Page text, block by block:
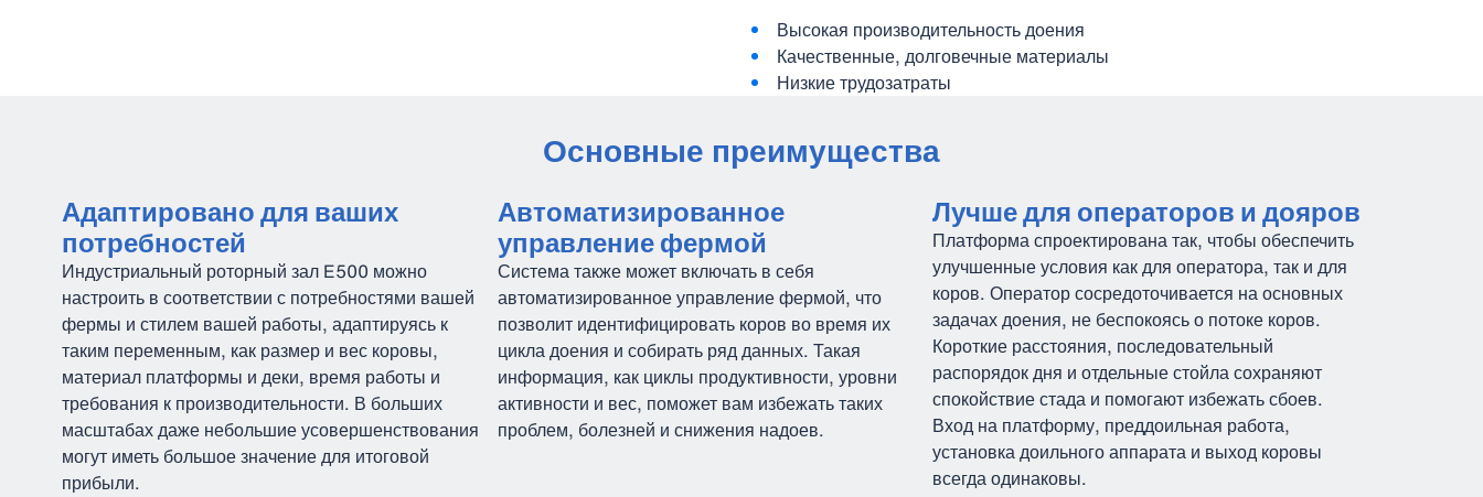
Высокая производительность доения
Качественные, долговечные материалы
Низкие трудозатраты
Основные преимущества
Адаптировано для ваших
потребностей
Индустриальный роторный зал E500 можно
настроить в соответствии с потребностями вашей
фермы и стилем вашей работы, адаптируясь к
таким переменным, как размер и вес коровы,
материал платформы и деки, время работы и
требования к производительности. В больших
масштабах даже небольшие усовершенствования
могут иметь большое значение для итоговой
прибыли.
Автоматизированное
управление фермой
Система также может включать в себя
автоматизированное управление фермой, что
позволит идентифицировать коров во время их
цикла доения и собирать ряд данных. Такая
информация, как циклы продуктивности, уровни
активности и вес, поможет вам избежать таких
проблем, болезней и снижения надоев.
Лучше для операторов и дояров
Платформа спроектирована так, чтобы обеспечить
улучшенные условия как для оператора, так и для
коров. Оператор сосредоточивается на основных
задачах доения, не беспокоясь о потоке коров.
Короткие расстояния, последовательный
распорядок дня и отдельные стойла сохраняют
спокойствие стада и помогают избежать сбоев.
Вход на платформу, преддоильная работа,
установка доильного аппарата и выход коровы
всегда одинаковы.